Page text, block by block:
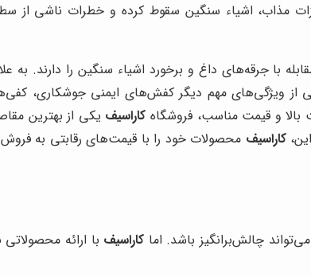
مذاب، اشیاء سنگین سقوط کرده و خطرات ناشی از
با جرقه‌های داغ و برخورد اشیاء سنگین را دارند.
از ویژگی‌های مهم دیگر کفش‌های ایمنی
بالا و قیمت مناسب، فروشگاه کاراسیف یکی از بهترین
کاراسیف محصولات خود را با قیمت‌های رقابتی به
چالش‌برانگیز باشد. اما کاراسیف با ارائه